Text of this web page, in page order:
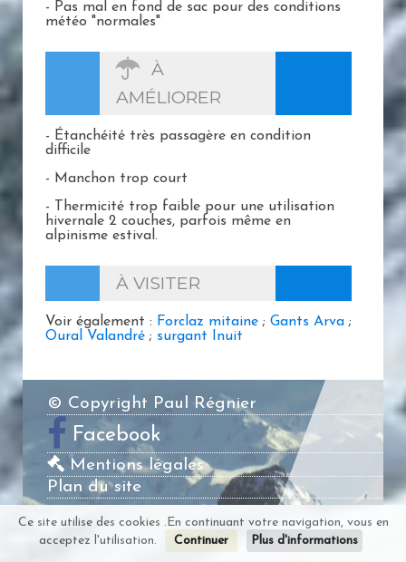
Ce site utilise des cookies .En continuant votre navigation, vous en
acceptez l'utilisation.
Continuer Plus d'informations
- Pas mal en fond de sac pour des conditions
météo "normales"
À
AMÉLIORER
- Étanchéité très passagère en condition
difficile
- Manchon trop court
- Thermicité trop faible pour une utilisation
hivernale 2 couches, parfois même en
alpinisme estival.
À VISITER
Voir également : Forclaz mitaine ; Gants Arva ;
Oural Valandré ; surgant Inuit
© Copyright Paul Régnier
Facebook
Mentions légales
Plan du site